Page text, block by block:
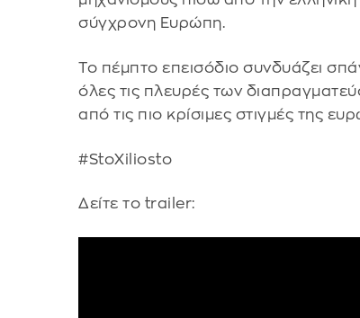
σύγχρονη Ευρώπη.
Το πέμπτο επεισόδιο συνδυάζει
όλες τις πλευρές των
από τις πιο κρίσιμες στιγμές της
#StoXiliosto
Δείτε το trailer: